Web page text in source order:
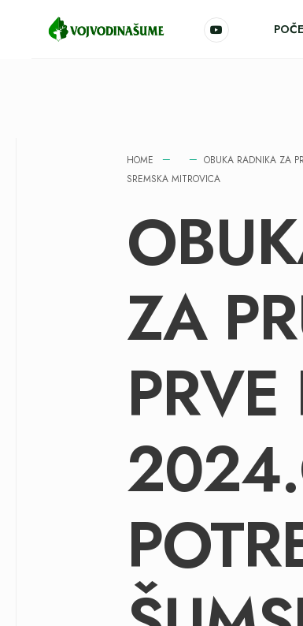
HOME
OBUKA RADNIKA ZA
SREMSKA MITROVICA
ZA